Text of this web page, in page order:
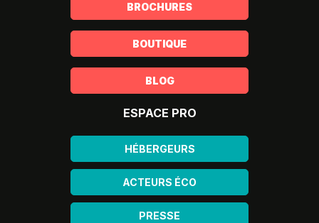
BROCHURES
BOUTIQUE
BLOG
ESPACE PRO
HÉBERGEURS
ACTEURS ÉCO
PRESSE